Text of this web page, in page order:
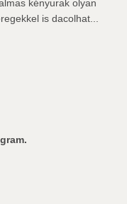
kényurak olyan
is dacolhat...